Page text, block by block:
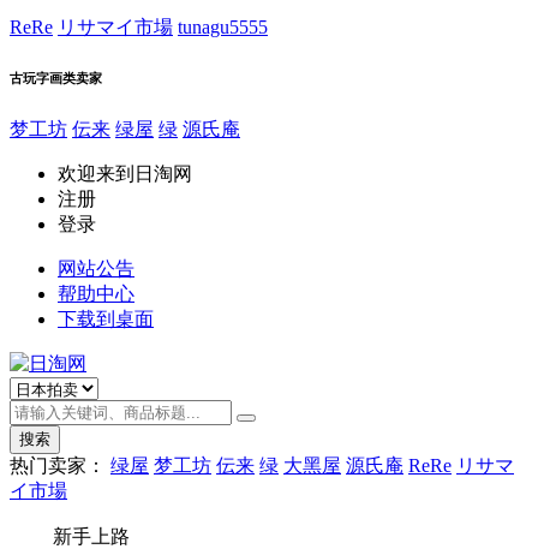
ReRe リサマイ市場 tunagu5555
古玩字画类卖家
梦工坊 伝来 绿屋 绿 源氏庵
欢迎来到日淘网
注册
登录
网站公告
帮助中心
下载到桌面
搜索
热门卖家： 绿屋 梦工坊 伝来 绿 大黑屋 源氏庵 ReRe リサマ
イ市場
新手上路